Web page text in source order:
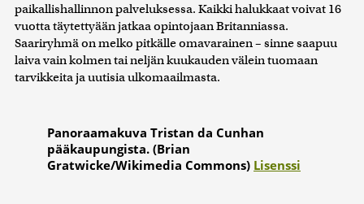
paikallishallinnon palveluksessa. Kaikki halukkaat voivat 16
vuotta täytettyään jatkaa opintojaan Britanniassa.
Saariryhmä on melko pitkälle omavarainen – sinne saapuu
laiva vain kolmen tai neljän kuukauden välein tuomaan
tarvikkeita ja uutisia ulkomaailmasta.
Panoraamakuva Tristan da Cunhan
pääkaupungista. (Brian
Gratwicke/Wikimedia Commons) Lisenssi